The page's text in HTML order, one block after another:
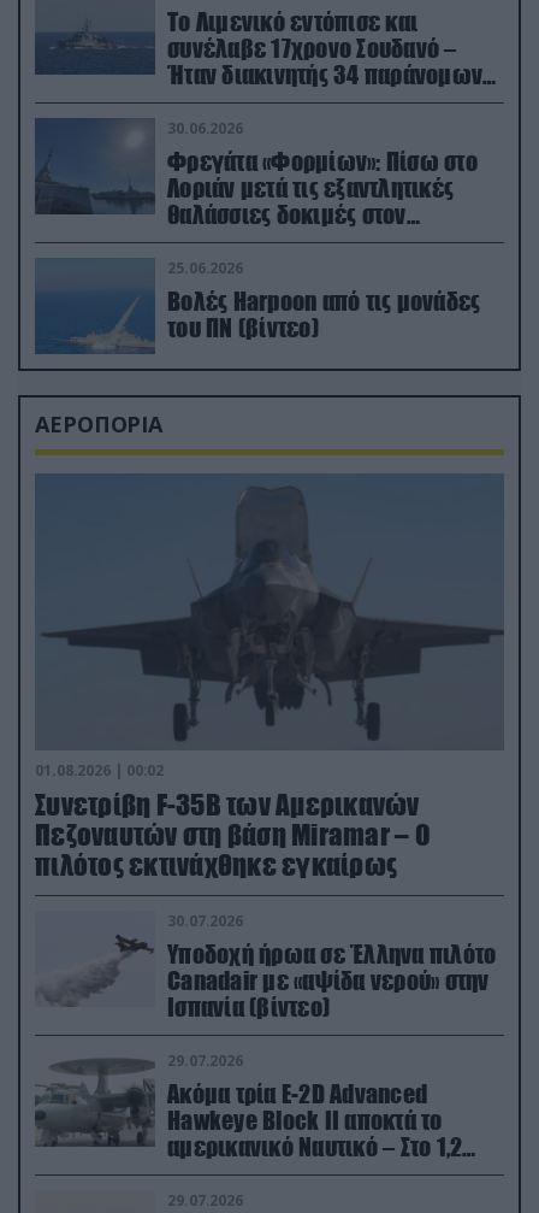
Το Λιμενικό εντόπισε και
συνέλαβε 17χρονο Σουδανό –
Ήταν διακινητής 34 παράνομων
μεταναστών
30.06.2026
Φρεγάτα «Φορμίων»: Πίσω στο
Λοριάν μετά τις εξαντλητικές
θαλάσσιες δοκιμές στον
απαιτητικό Βισκαϊκό
25.06.2026
Βολές Harpoon από τις μονάδες
του ΠΝ (βίντεο)
ΑΕΡΟΠΟΡΙΑ
01.08.2026 | 00:02
Συνετρίβη F-35B των Αμερικανών
Πεζοναυτών στη βάση Miramar – Ο
πιλότος εκτινάχθηκε εγκαίρως
30.07.2026
Υποδοχή ήρωα σε Έλληνα πιλότο
Canadair με «αψίδα νερού» στην
Ισπανία (βίντεο)
29.07.2026
Ακόμα τρία E-2D Advanced
Hawkeye Block II αποκτά το
αμερικανικό Ναυτικό – Στο 1,2
δισ.δολάρια το κόστος
29.07.2026